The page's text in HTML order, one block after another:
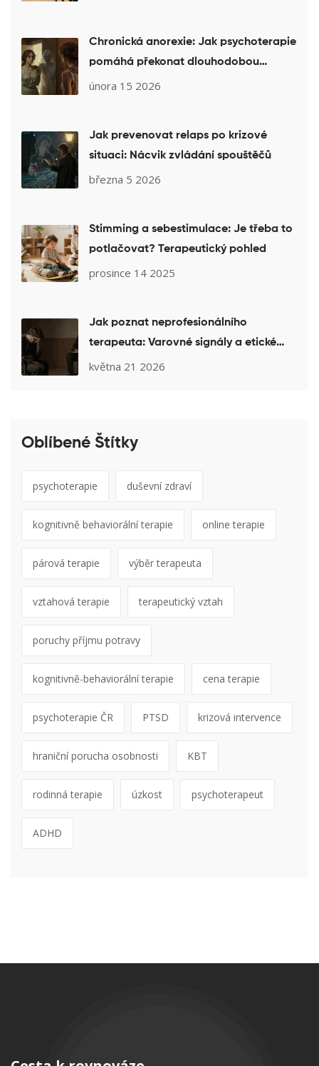
Chronická anorexie: Jak psychoterapie
pomáhá překonat dlouhodobou
poruchu příjmu potravy
února 15 2026
Jak prevenovat relaps po krizové
situaci: Nácvik zvládání spouštěčů
března 5 2026
Stimming a sebestimulace: Je třeba to
potlačovat? Terapeutický pohled
prosince 14 2025
Jak poznat neprofesionálního
terapeuta: Varovné signály a etické
přestupky
května 21 2026
Oblíbené Štítky
psychoterapie duševní zdraví
kognitivně behaviorální terapie online terapie
párová terapie výběr terapeuta
vztahová terapie terapeutický vztah
poruchy příjmu potravy
kognitivně-behaviorální terapie cena terapie
psychoterapie ČR PTSD krizová intervence
hraniční porucha osobnosti KBT
rodinná terapie úzkost psychoterapeut
ADHD